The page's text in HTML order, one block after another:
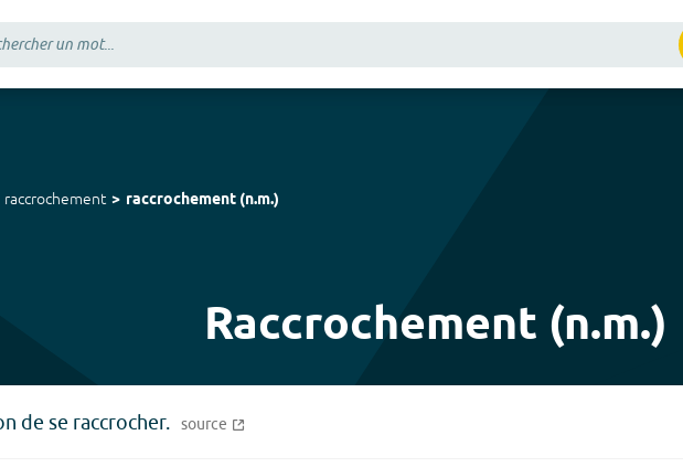
raccrochement raccrochement (n.m.)
Raccrochement (n.m.)
de se raccrocher. source